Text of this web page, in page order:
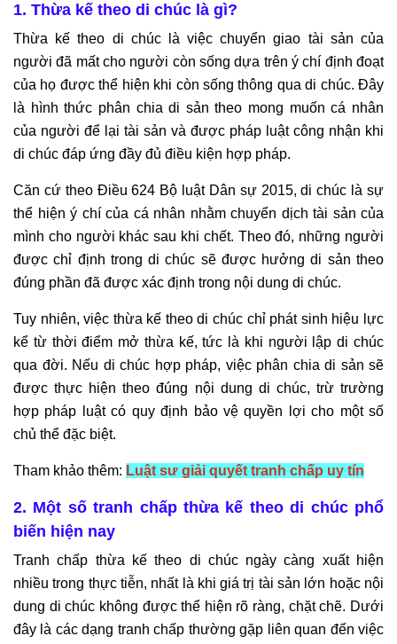
1. Thừa kế theo di chúc là gì?
Thừa kế theo di chúc là việc chuyển giao tài sản của
người đã mất cho người còn sống dựa trên ý chí định đoạt
của họ được thể hiện khi còn sống thông qua di chúc. Đây
là hình thức phân chia di sản theo mong muốn cá nhân
của người để lại tài sản và được pháp luật công nhận khi
di chúc đáp ứng đầy đủ điều kiện hợp pháp.
Căn cứ theo Điều 624 Bộ luật Dân sự 2015, di chúc là sự
thể hiện ý chí của cá nhân nhằm chuyển dịch tài sản của
mình cho người khác sau khi chết. Theo đó, những người
được chỉ định trong di chúc sẽ được hưởng di sản theo
đúng phần đã được xác định trong nội dung di chúc.
Tuy nhiên, việc thừa kế theo di chúc chỉ phát sinh hiệu lực
kể từ thời điểm mở thừa kế, tức là khi người lập di chúc
qua đời. Nếu di chúc hợp pháp, việc phân chia di sản sẽ
được thực hiện theo đúng nội dung di chúc, trừ trường
hợp pháp luật có quy định bảo vệ quyền lợi cho một số
chủ thể đặc biệt.
Tham khảo thêm: Luật sư giải quyết tranh chấp uy tín
2. Một số tranh chấp thừa kế theo di chúc phổ
biến hiện nay
Tranh chấp thừa kế theo di chúc ngày càng xuất hiện
nhiều trong thực tiễn, nhất là khi giá trị tài sản lớn hoặc nội
dung di chúc không được thể hiện rõ ràng, chặt chẽ. Dưới
đây là các dạng tranh chấp thường gặp liên quan đến việc